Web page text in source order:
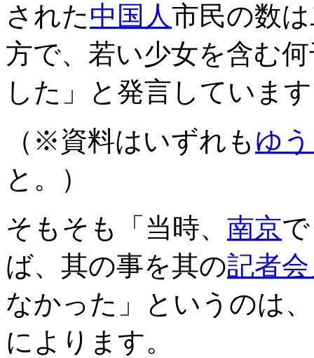
された中国人市民の数
方で、若い少女を含む
した」と発言していま
（※資料はいずれも ゆ
と。）
そもそも「当時、 南京
ば、其の事を其の記者
なかった」というのは
によります。